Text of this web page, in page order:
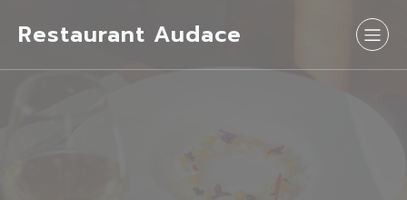
Restaurant Audace